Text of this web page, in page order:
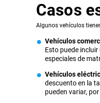
Casos
Algunos vehículos
Vehículos
Esto puede
especiales de
Vehículos
descuento en la
pueden variar,